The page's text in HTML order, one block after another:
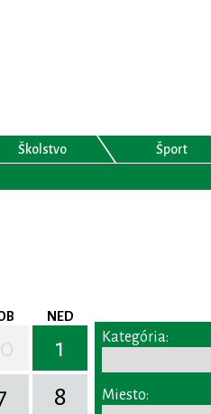
Školstvo Šport
NED
1
8
Kategória:
Miesto: